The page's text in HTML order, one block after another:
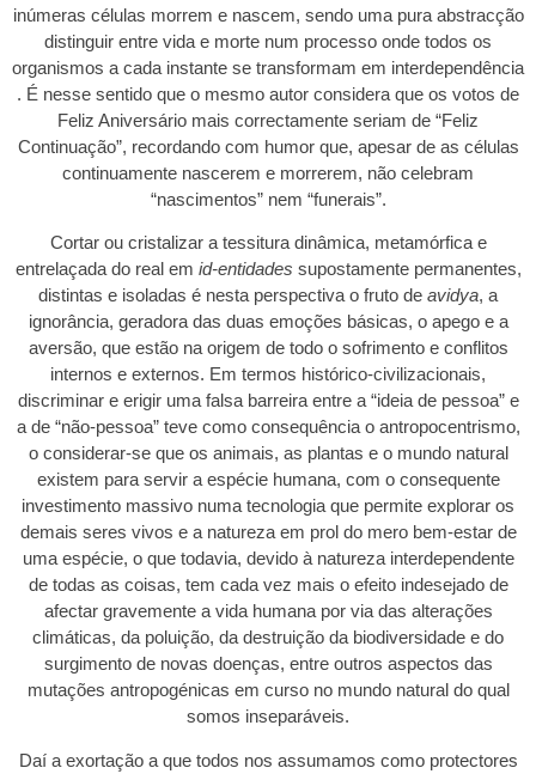
inúmeras células morrem e nascem, sendo uma pura abstracção
distinguir entre vida e morte num processo onde todos os
organismos a cada instante se transformam em interdependência
. É nesse sentido que o mesmo autor considera que os votos de
Feliz Aniversário mais correctamente seriam de “Feliz
Continuação”, recordando com humor que, apesar de as células
continuamente nascerem e morrerem, não celebram
“nascimentos” nem “funerais”.
Cortar ou cristalizar a tessitura dinâmica, metamórfica e
entrelaçada do real em id-entidades supostamente permanentes,
distintas e isoladas é nesta perspectiva o fruto de avidya, a
ignorância, geradora das duas emoções básicas, o apego e a
aversão, que estão na origem de todo o sofrimento e conflitos
internos e externos. Em termos histórico-civilizacionais,
discriminar e erigir uma falsa barreira entre a “ideia de pessoa” e
a de “não-pessoa” teve como consequência o antropocentrismo,
o considerar-se que os animais, as plantas e o mundo natural
existem para servir a espécie humana, com o consequente
investimento massivo numa tecnologia que permite explorar os
demais seres vivos e a natureza em prol do mero bem-estar de
uma espécie, o que todavia, devido à natureza interdependente
de todas as coisas, tem cada vez mais o efeito indesejado de
afectar gravemente a vida humana por via das alterações
climáticas, da poluição, da destruição da biodiversidade e do
surgimento de novas doenças, entre outros aspectos das
mutações antropogénicas em curso no mundo natural do qual
somos inseparáveis.
Daí a exortação a que todos nos assumamos como protectores